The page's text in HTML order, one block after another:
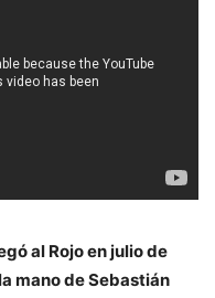
al Rojo en julio de
mano de Sebastián